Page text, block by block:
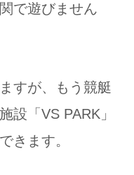
で遊びません
すが、もう競艇
設「VS PARK」
きます。